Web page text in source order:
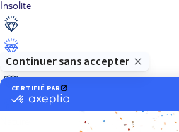
Insolite
Luxe